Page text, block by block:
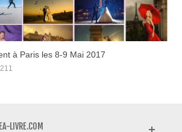
à Paris les 8-9 Mai 2017
LIVRE.COM